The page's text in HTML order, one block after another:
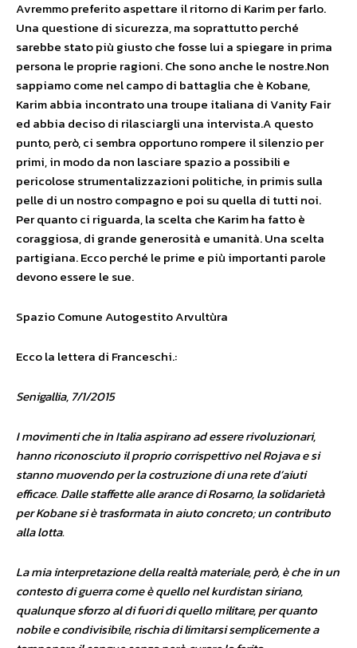
Avremmo preferito aspettare il ritorno di Karim per farlo.
Una questione di sicurezza, ma soprattutto perché
sarebbe stato più giusto che fosse lui a spiegare in prima
persona le proprie ragioni. Che sono anche le nostre.Non
sappiamo come nel campo di battaglia che è Kobane,
Karim abbia incontrato una troupe italiana di Vanity Fair
ed abbia deciso di rilasciargli una intervista.A questo
punto, però, ci sembra opportuno rompere il silenzio per
primi, in modo da non lasciare spazio a possibili e
pericolose strumentalizzazioni politiche, in primis sulla
pelle di un nostro compagno e poi su quella di tutti noi.
Per quanto ci riguarda, la scelta che Karim ha fatto è
coraggiosa, di grande generosità e umanità. Una scelta
partigiana. Ecco perché le prime e più importanti parole
devono essere le sue.
Spazio Comune Autogestito Arvultùra
Ecco la lettera di Franceschi.:
Senigallia, 7/1/2015
I movimenti che in Italia aspirano ad essere rivoluzionari,
hanno riconosciuto il proprio corrispettivo nel Rojava e si
stanno muovendo per la costruzione di una rete d’aiuti
efficace. Dalle staffette alle arance di Rosarno, la solidarietà
per Kobane si è trasformata in aiuto concreto; un contributo
alla lotta.
La mia interpretazione della realtà materiale, però, è che in un
contesto di guerra come è quello nel kurdistan siriano,
qualunque sforzo al di fuori di quello militare, per quanto
nobile e condivisibile, rischia di limitarsi semplicemente a